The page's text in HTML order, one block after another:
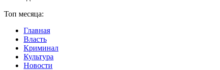
Топ месяца:
Главная
Власть
Криминал
Культура
Новости